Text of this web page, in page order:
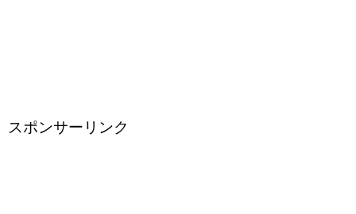
スポンサーリンク